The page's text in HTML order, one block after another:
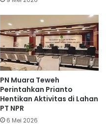
PN Muara Teweh
Perintahkan Prianto
Hentikan Aktivitas di Lahan
PT NPR
6 Mei 2026